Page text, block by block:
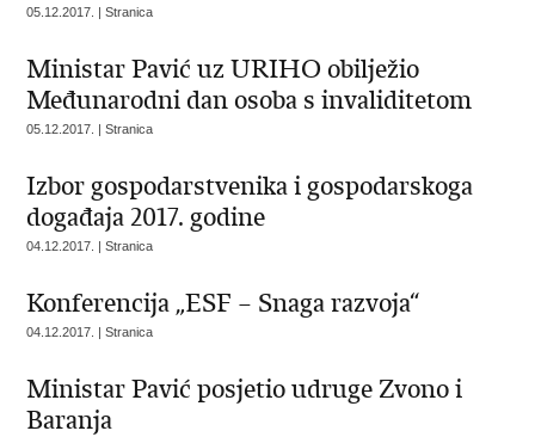
05.12.2017. | Stranica
Ministar Pavić uz URIHO obilježio
Međunarodni dan osoba s invaliditetom
05.12.2017. | Stranica
Izbor gospodarstvenika i gospodarskoga
događaja 2017. godine
04.12.2017. | Stranica
Konferencija „ESF – Snaga razvoja“
04.12.2017. | Stranica
Ministar Pavić posjetio udruge Zvono i
Baranja